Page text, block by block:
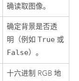
确读取图像。
确定背景是否透
明（例如True 或
False）。
十六进制 RGB 地